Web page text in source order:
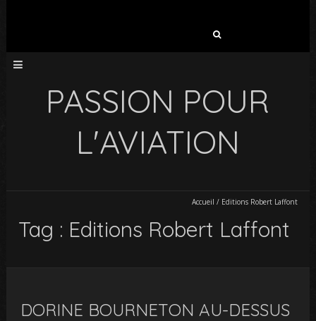
PASSION POUR
L'AVIATION
Accueil / Editions Robert Laffont
Tag : Editions Robert Laffont
DORINE BOURNETON AU-DESSUS